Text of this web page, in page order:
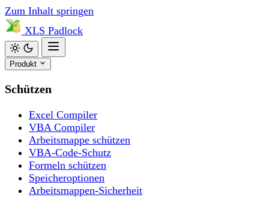
Zum Inhalt springen
XLS Padlock
Produkt
Schützen
Excel Compiler
VBA Compiler
Arbeitsmappe schützen
VBA-Code-Schutz
Formeln schützen
Speicheroptionen
Arbeitsmappen-Sicherheit